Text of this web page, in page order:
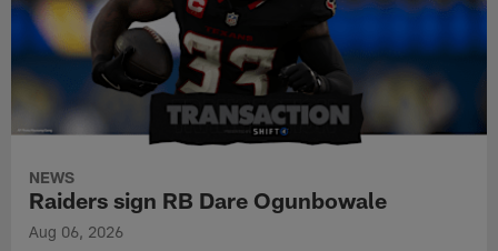
NEWS
Raiders sign RB Dare Ogunbowale
Aug 06, 2026